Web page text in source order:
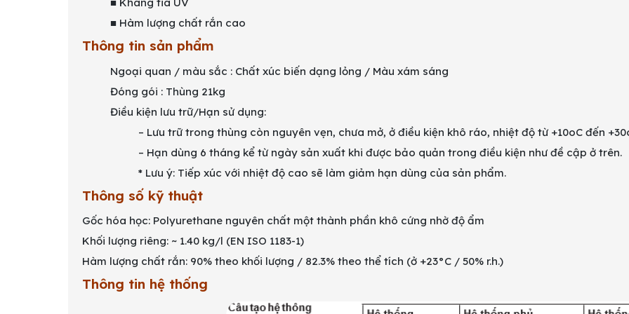
■ Kháng tia UV
■ Hàm lượng chất rắn cao
Thông tin sản phẩm
Ngoại quan / màu sắc : Chất xúc biến dạng lỏng / Màu xám sáng
Đóng gói : Thùng 21kg
Điều kiện lưu trữ/Hạn sử dụng:
– Lưu trữ trong thùng còn nguyên vẹn, chưa mở, ở điều kiện khô ráo, nhiệt độ từ +10oC đến
– Hạn dùng 6 tháng kể từ ngày sản xuất khi được bảo quản trong điều kiện như đề cập ở trên.
* Lưu ý: Tiếp xúc với nhiệt độ cao sẽ làm giảm hạn dùng của sản phẩm.
Thông số kỹ thuật
Gốc hóa học: Polyurethane nguyên chất một thành phần khô cứng nhờ độ ẩm
Khối lượng riêng: ~ 1.40 kg/l (EN ISO 1183-1)
Hàm lượng chất rắn: 90% theo khối lượng / 82.3% theo thể tích (ở +23°C / 50% r.h.)
Thông tin hệ thống